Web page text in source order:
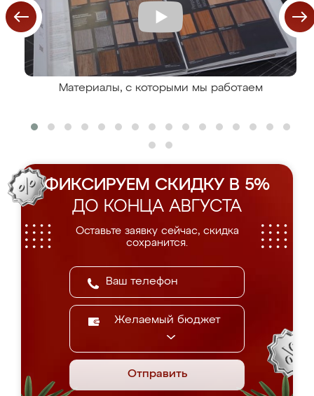
Материалы, с которыми мы работаем
ФИКСИРУЕМ СКИДКУ В 5%
ДО КОНЦА АВГУСТА
Оставьте заявку сейчас, скидка
сохранится.
Желаемый бюджет
Отправить